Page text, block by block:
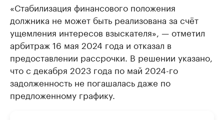
«Стабилизация финансового положения
должника не может быть реализована за счёт
ущемления интересов взыскателя», — отметил
арбитраж 16 мая 2024 года и отказал в
предоставлении рассрочки. В решении указано,
что с декабря 2023 года по май 2024-го
задолженность не погашалась даже по
предложенному графику.